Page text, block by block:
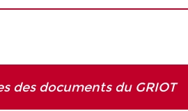
des documents du GRIOT